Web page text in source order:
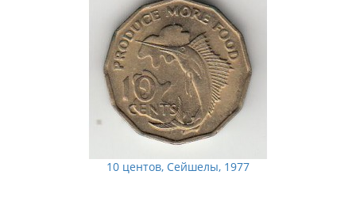
10 центов, Сейшелы, 1977